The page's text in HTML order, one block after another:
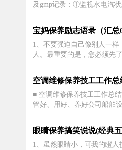
义的时刻。我代表全体官兵
及gmp记录：①监视水电汽
站、冷却水泵、真空泵的巡
障设备、环境正常运行：①调
压差70余次╱100区;②调整温
次;③更换(洗)过滤...
宝妈保养励志语录（汇总
1、不要强迫自己像别人一样
人。最重要的是，您必须先
选择。晚安！2、在漆黑的夜
安，然后，安然入睡，静待
志前进的道路上，总会有一
上很容易摔倒，因为没有颠
空调维修保养技工工作总
■ 空调维修保养技工工作总
管好、用好、养好公司船舶
设备保持好良好的技术状态
正常运行，制定本制度；一
责制（一）船长职责1、负责
眼睛保养搞笑说说(经典
1、虽然眼睛小，可我的瞪人